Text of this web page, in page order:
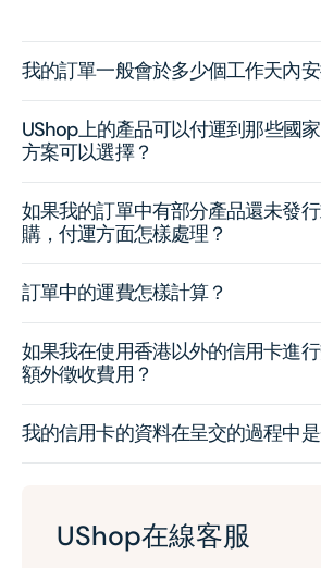
我的訂單一般會於多少個工作天內
UShop上的產品可以付運到那些國
方案可以選擇？
如果我的訂單中有部分產品還未發
購，付運方面怎樣處理？
訂單中的運費怎樣計算？
如果我在使用香港以外的信用卡進
額外徵收費用？
我的信用卡的資料在呈交的過程中
UShop在線客服